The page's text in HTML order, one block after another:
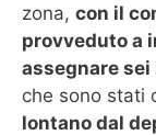
zona, con il
provveduto a
assegnare
che sono stati
lontano dal